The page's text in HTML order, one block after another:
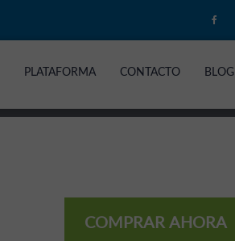
PLATAFORMA CONTACTO BLOG
COMPRAR AHORA